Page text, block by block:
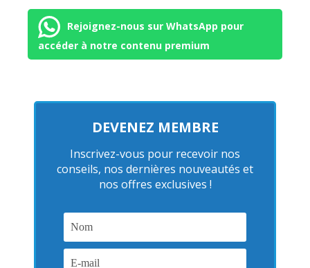
Rejoignez-nous sur WhatsApp pour
accéder à notre contenu premium
DEVENEZ MEMBRE
Inscrivez-vous pour recevoir nos
conseils, nos dernières nouveautés et
nos offres exclusives !